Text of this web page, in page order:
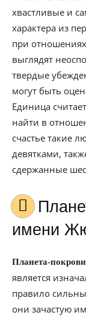
хвастливые и
характера из
при
выглядят
твердые
могут быть
Единица
найти в
счастье такие
девятками,
сдержанные
Планета-покровитель для
имени
Планета-
является
правило
они зачастую